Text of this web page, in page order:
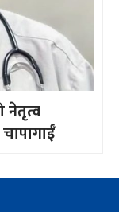
नेतृत्व